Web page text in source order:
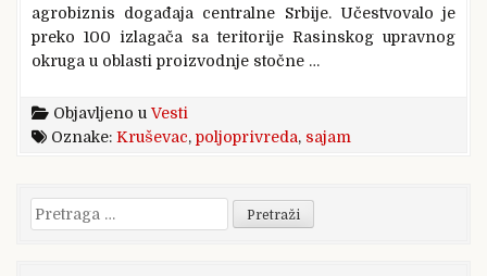
agrobiznis događaja centralne Srbije. Učestvovalo je
preko 100 izlagača sa teritorije Rasinskog upravnog
okruga u oblasti proizvodnje stočne …
Objavljeno u Vesti
Oznake: Kruševac, poljoprivreda, sajam
Pretraga
za: